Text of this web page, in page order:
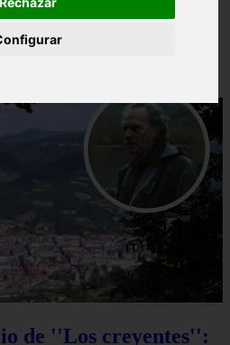
el top 10 del UCM en
de ''Los creyentes'':